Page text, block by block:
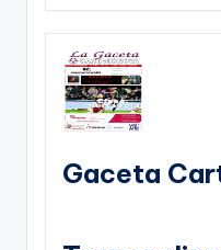
Gaceta